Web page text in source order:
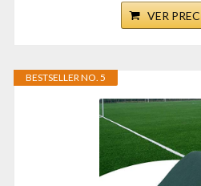
VER
BESTSELLER NO. 5